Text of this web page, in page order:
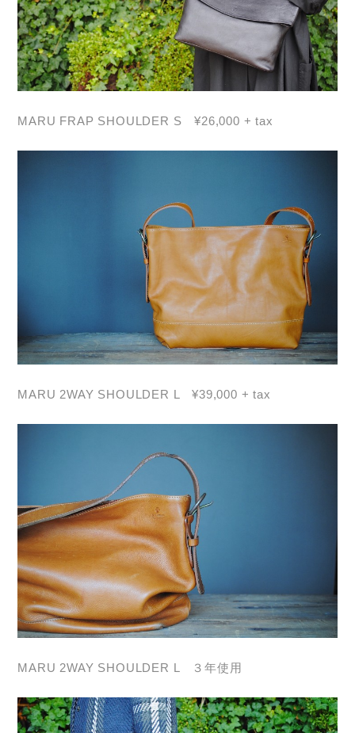
MARU FRAP SHOULDER S ¥26,000 + tax
MARU 2WAY SHOULDER L ¥39,000 + tax
MARU 2WAY SHOULDER L ３年使用